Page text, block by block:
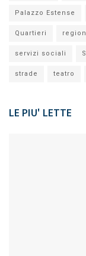
Palazzo Estense
Quartieri
servizi sociali
strade teatro
LE PIU' LETTE